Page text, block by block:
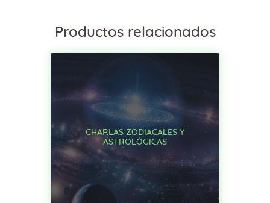
Productos relacionados
CHARLAS ZODIACALES Y
ASTROLÓGICAS